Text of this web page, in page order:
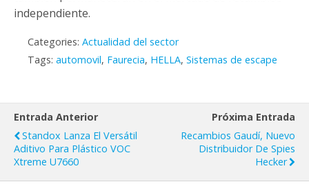
independiente.
Categories: Actualidad del sector
Tags: automovil, Faurecia, HELLA, Sistemas de escape
Entrada Anterior
Standox Lanza El Versátil
Aditivo Para Plástico VOC
Xtreme U7660
Próxima Entrada
Recambios Gaudí, Nuevo
Distribuidor De Spies
Hecker